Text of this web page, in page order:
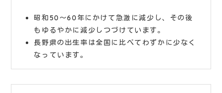
昭和50〜60年にかけて急激に減少し、その後
もゆるやかに減少しつづけています。
長野県の出生率は全国に比べてわずかに少なく
なっています。